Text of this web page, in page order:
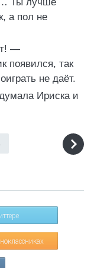
а пол не
—
появился, так
не даёт.
Ириска и